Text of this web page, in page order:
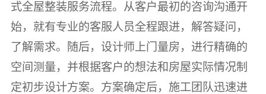
式全屋整装服务流程。从客户最初的咨询沟通开
始，就有专业的客服人员全程跟进，解答疑问，
了解需求。随后，设计师上门量房，进行精确的
空间测量，并根据客户的想法和房屋实际情况制
定初步设计方案。方案确定后，施工团队迅速进